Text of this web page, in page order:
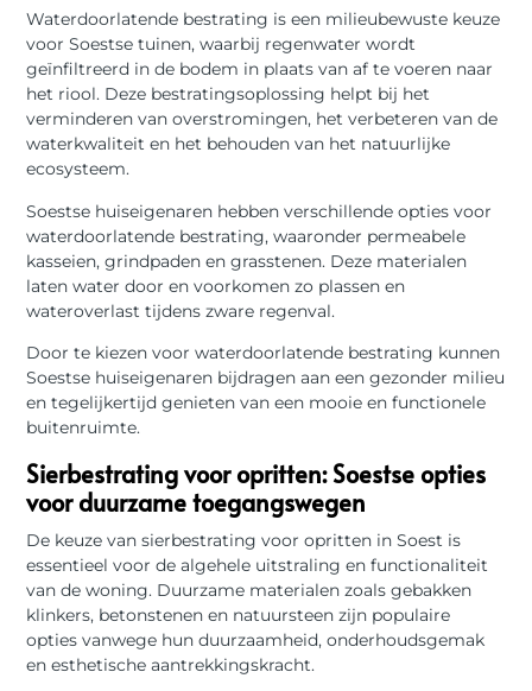
Waterdoorlatende bestrating is een milieubewuste keuze
voor Soestse tuinen, waarbij regenwater wordt
geïnfiltreerd in de bodem in plaats van af te voeren naar
het riool. Deze bestratingsoplossing helpt bij het
verminderen van overstromingen, het verbeteren van de
waterkwaliteit en het behouden van het natuurlijke
ecosysteem.
Soestse huiseigenaren hebben verschillende opties voor
waterdoorlatende bestrating, waaronder permeabele
kasseien, grindpaden en grasstenen. Deze materialen
laten water door en voorkomen zo plassen en
wateroverlast tijdens zware regenval.
Door te kiezen voor waterdoorlatende bestrating kunnen
Soestse huiseigenaren bijdragen aan een gezonder milieu
en tegelijkertijd genieten van een mooie en functionele
buitenruimte.
Sierbestrating voor opritten: Soestse opties
voor duurzame toegangswegen
De keuze van sierbestrating voor opritten in Soest is
essentieel voor de algehele uitstraling en functionaliteit
van de woning. Duurzame materialen zoals gebakken
klinkers, betonstenen en natuursteen zijn populaire
opties vanwege hun duurzaamheid, onderhoudsgemak
en esthetische aantrekkingskracht.